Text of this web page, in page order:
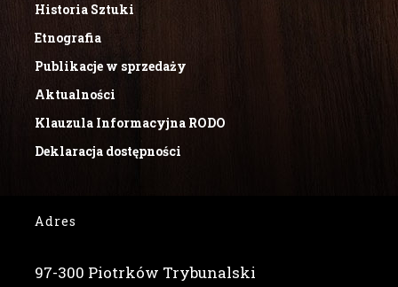
Historia Sztuki
Etnografia
Publikacje w sprzedaży
Aktualności
Klauzula Informacyjna RODO
Deklaracja dostępności
Adres
97-300 Piotrków Trybunalski